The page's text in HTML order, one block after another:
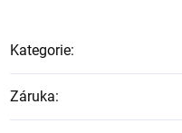
Kategorie:
Záruka: